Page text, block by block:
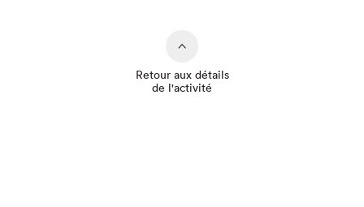
Retour aux détails
de l'activité